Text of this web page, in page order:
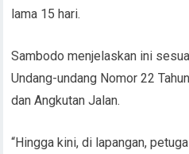
lama 15 hari.
Sambodo menjelaskan ini
Undang-undang Nomor 22
dan Angkutan Jalan.
“Hingga kini, di lapangan,